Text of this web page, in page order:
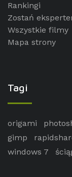
Rankingi
Zostań
Wszystkie filmy
Mapa strony
Tagi
origami
gimp
windows 7